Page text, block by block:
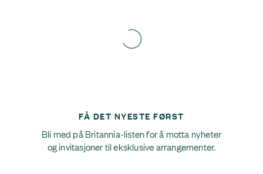
FÅ DET NYESTE FØRST
Bli med på Britannia-listen for å motta nyheter
og invitasjoner til eksklusive arrangementer.